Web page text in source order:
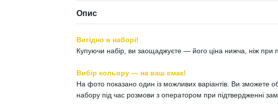
Опис
Вигідно в наборі!
Купуючи набір, ви заощаджуєте — його ціна нижча, ніж при
Вибір кольору — на ваш смак!
На фото показано один із можливих варіантів. Ви зможете
набору під час розмови з оператором при підтвердженні